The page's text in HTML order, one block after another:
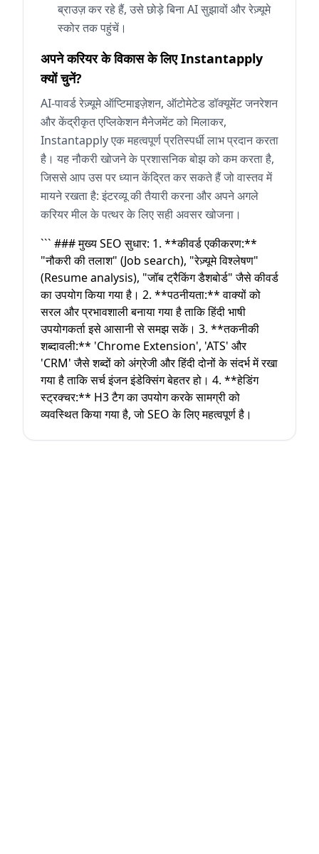
ब्राउज़ कर रहे हैं, उसे छोड़े बिना AI सुझावों और रेज़्यूमे
स्कोर तक पहुंचें।
अपने करियर के विकास के लिए Instantapply
क्यों चुनें?
AI-पावर्ड रेज़्यूमे ऑप्टिमाइज़ेशन, ऑटोमेटेड डॉक्यूमेंट जनरेशन
और केंद्रीकृत एप्लिकेशन मैनेजमेंट को मिलाकर,
Instantapply एक महत्वपूर्ण प्रतिस्पर्धी लाभ प्रदान करता
है। यह नौकरी खोजने के प्रशासनिक बोझ को कम करता है,
जिससे आप उस पर ध्यान केंद्रित कर सकते हैं जो वास्तव में
मायने रखता है: इंटरव्यू की तैयारी करना और अपने अगले
करियर मील के पत्थर के लिए सही अवसर खोजना।
``` ### मुख्य SEO सुधार: 1. **कीवर्ड एकीकरण:**
"नौकरी की तलाश" (Job search), "रेज़्यूमे विश्लेषण"
(Resume analysis), "जॉब ट्रैकिंग डैशबोर्ड" जैसे कीवर्ड
का उपयोग किया गया है। 2. **पठनीयता:** वाक्यों को
सरल और प्रभावशाली बनाया गया है ताकि हिंदी भाषी
उपयोगकर्ता इसे आसानी से समझ सकें। 3. **तकनीकी
शब्दावली:** 'Chrome Extension', 'ATS' और
'CRM' जैसे शब्दों को अंग्रेजी और हिंदी दोनों के संदर्भ में रखा
गया है ताकि सर्च इंजन इंडेक्सिंग बेहतर हो। 4. **हेडिंग
स्ट्रक्चर:** H3 टैग का उपयोग करके सामग्री को
व्यवस्थित किया गया है, जो SEO के लिए महत्वपूर्ण है।